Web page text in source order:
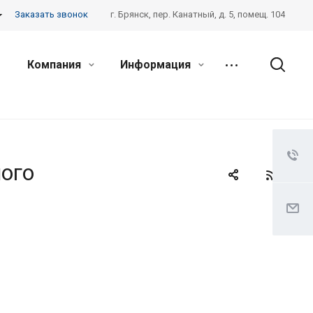
г. Брянск, пер. Канатный, д. 5, помещ. 104
Заказать звонок
Компания Информация